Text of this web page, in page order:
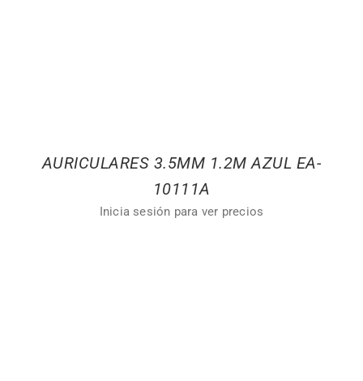
AURICULARES 3.5MM 1.2M AZUL EA-
10111A
Inicia sesión para ver precios